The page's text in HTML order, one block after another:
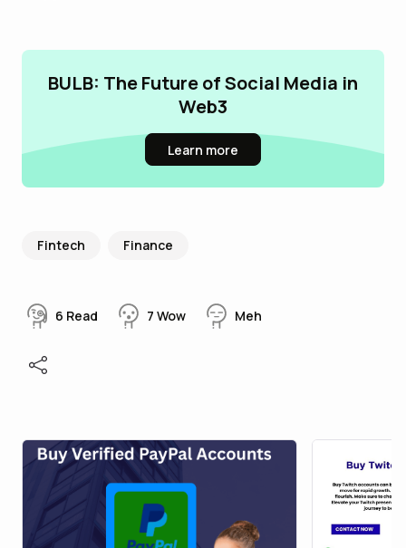
BULB: The Future of Social Media in
Web3
Learn more
Fintech Finance
6 Read 7 Wow Meh